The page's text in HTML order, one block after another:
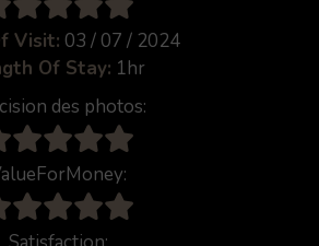
Visit: 03 / 07 / 2024
Of Stay: 1hr
des photos: